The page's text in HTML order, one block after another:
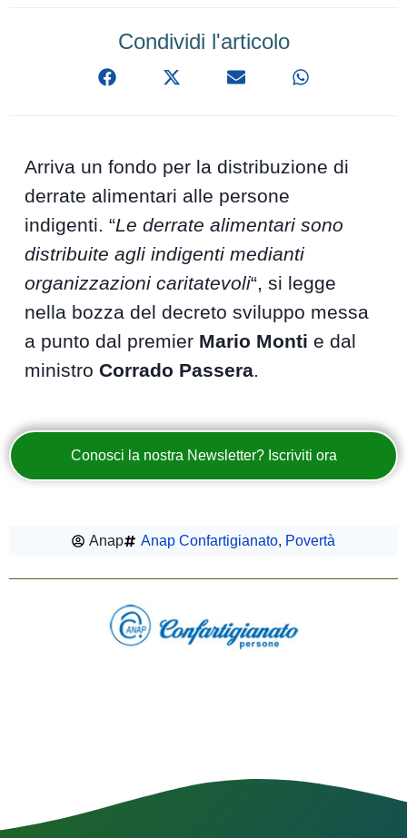
Condividi l'articolo
Arriva un fondo per la distribuzione di
derrate alimentari alle persone
indigenti. “Le derrate alimentari sono
distribuite agli indigenti medianti
organizzazioni caritatevoli“, si legge
nella bozza del decreto sviluppo messa
a punto dal premier Mario Monti e dal
ministroCorrado Passera.
Conosci la nostra Newsletter? Iscriviti ora
Anap Anap Confartigianato, Povertà